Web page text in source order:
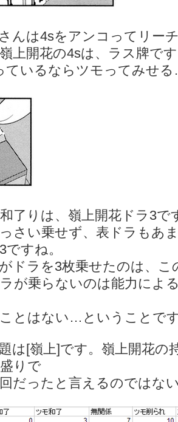
んは4sをアンコってリー
上開花の4sは、ラス牌で
ているならツモってみせ
了りは、嶺上開花ドラ3で
さい乗せず、表ドラもあ
すね。
ドラを3枚乗せたのは、こ
が乗らないのは能力によ
とはない…ということで
は[嶺上]です。嶺上開花の
りで
だったと言えるのではな